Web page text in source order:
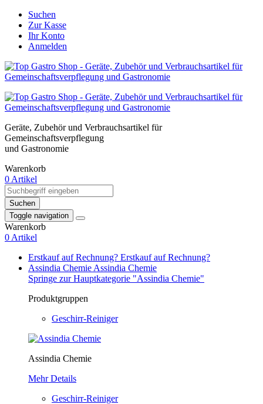
Suchen
Zur Kasse
Ihr Konto
Anmelden
Geräte, Zubehör und Verbrauchsartikel für
Gemeinschaftsverpflegung
und Gastronomie
Warenkorb
0 Artikel
Suchen
Toggle navigation
Warenkorb
0 Artikel
Erstkauf auf Rechnung? Erstkauf auf Rechnung?
Assindia Chemie Assindia Chemie
Springe zur Hauptkategorie "Assindia Chemie"
Produktgruppen
Geschirr-Reiniger
Assindia Chemie
Mehr Details
Geschirr-Reiniger